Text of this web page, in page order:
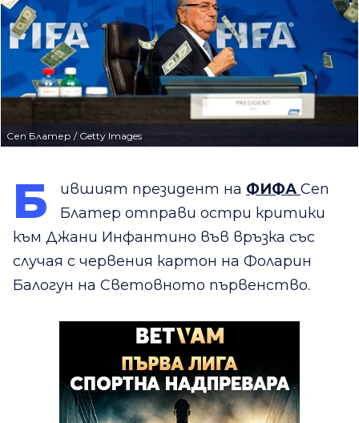
Сеп Блатер / Getty Images
Б ившият президент на ФИФА Сеп
Блатер отправи остри критики
към Джани Инфантино във връзка със
случая с червения картон на Фоларин
Балогун на Световното първенство.